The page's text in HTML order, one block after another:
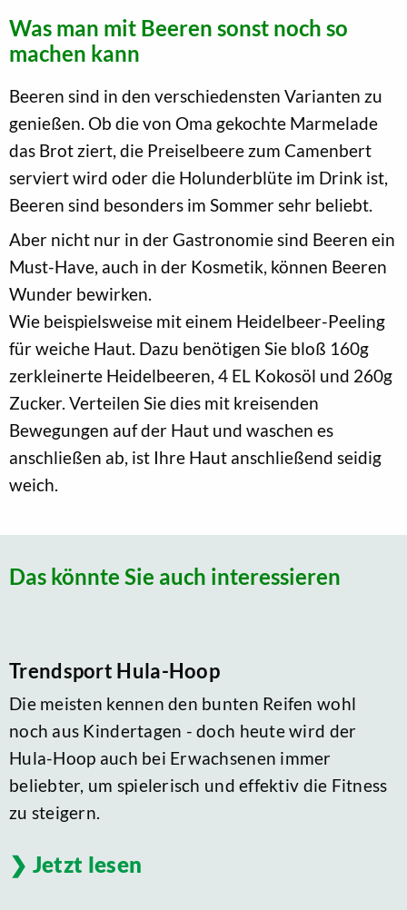
Was man mit Beeren sonst noch so
machen kann
Beeren sind in den verschiedensten Varianten zu
genießen. Ob die von Oma gekochte Marmelade
das Brot ziert, die Preiselbeere zum Camenbert
serviert wird oder die Holunderblüte im Drink ist,
Beeren sind besonders im Sommer sehr beliebt.
Aber nicht nur in der Gastronomie sind Beeren ein
Must-Have, auch in der Kosmetik, können Beeren
Wunder bewirken.
Wie beispielsweise mit einem Heidelbeer-Peeling
für weiche Haut. Dazu benötigen Sie bloß 160g
zerkleinerte Heidelbeeren, 4 EL Kokosöl und 260g
Zucker. Verteilen Sie dies mit kreisenden
Bewegungen auf der Haut und waschen es
anschließen ab, ist Ihre Haut anschließend seidig
weich.
Das könnte Sie auch interessieren
Trendsport Hula-Hoop
Die meisten kennen den bunten Reifen wohl
noch aus Kindertagen - doch heute wird der
Hula-Hoop auch bei Erwachsenen immer
beliebter, um spielerisch und effektiv die Fitness
zu steigern.
Jetzt lesen